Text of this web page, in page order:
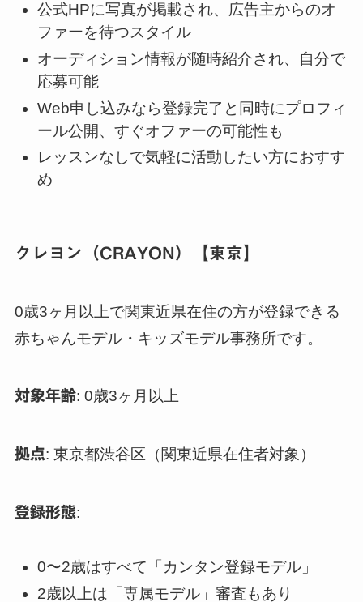
公式HPに写真が掲載され、広告主からのオ
ファーを待つスタイル
オーディション情報が随時紹介され、自分で
応募可能
Web申し込みなら登録完了と同時にプロフィ
ール公開、すぐオファーの可能性も
レッスンなしで気軽に活動したい方におすす
め
クレヨン（CRAYON）【東京】
0歳3ヶ月以上で関東近県在住の方が登録できる
赤ちゃんモデル・キッズモデル事務所です。
対象年齢: 0歳3ヶ月以上
拠点: 東京都渋谷区（関東近県在住者対象）
登録形態:
0〜2歳はすべて「カンタン登録モデル」
2歳以上は「専属モデル」審査もあり